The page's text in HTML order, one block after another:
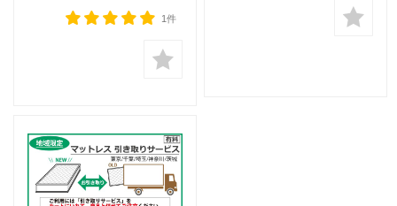
1件